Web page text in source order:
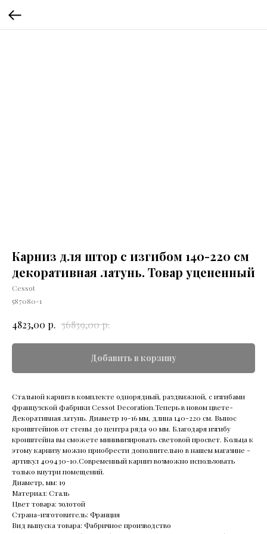
Карниз для штор с изгибом 140-220 см
декоративная латунь. Товар уцененный
Cessot
587080-1
4823,00 р. 36839,00р.
Добавить в корзину
Стальной карниз в комплекте однорядный, раздвижной, с изгибами
французской фабрики Cessot Decoration.Теперь в новом цвете-
Декоративная латунь. Диаметр 19-16 мм, длина 140-220 см. Вынос
кронштейнов от стены до центра ряда 90 мм. Благодаря изгибу
кронштейна вы сможете минимизировать световой просвет. Кольца к
этому карнизу можно приобрести дополнительно в нашем магазине -
артикул 409430-10.Современный карниз возможно использовать
только внутри помещений.
Диаметр, мм: 19
Материал: Сталь
Цвет товара: золотой
Страна-изготовитель: Франция
Вид выпуска товара: Фабричное производство